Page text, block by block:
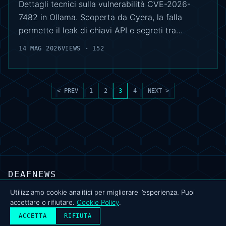
Dettagli tecnici sulla vulnerabilità CVE-2026-
7482 in Ollama. Scoperta da Cyera, la falla
permette il leak di chiavi API e segreti tra…
14 MAG 2026VIEWS - 152
< PREV 1 2 3 4 NEXT >
DEAFNEWS
CHI SIAMO·ARCHIVIO·FAQ·TERMINI·PRIVACY·COOKIE POLICY
· CONTATTI
© 2024–2026 DeafNews
Utilizziamo cookie analitici per migliorare l’esperienza. Puoi
accettare o rifiutare. Cookie Policy.
ACCETTA RIFIUTA